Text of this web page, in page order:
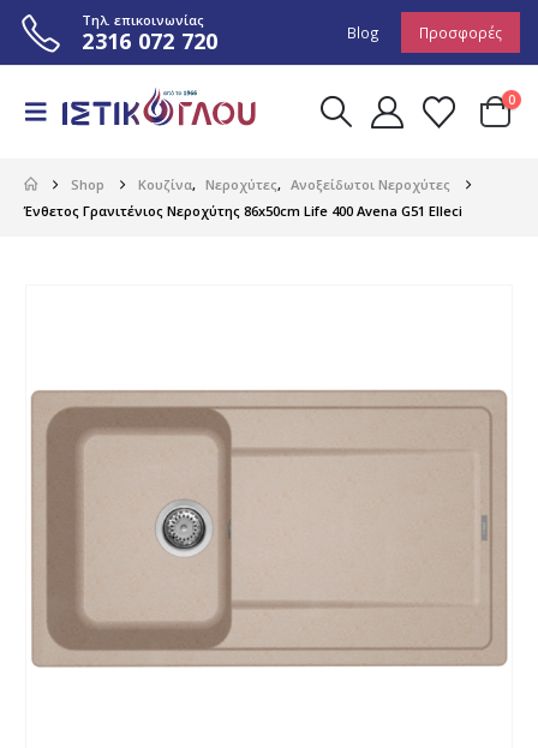
Τηλ. επικοινωνίας
2316 072 720 Blog Προσφορές
0
Shop Κουζίνα, Νεροχύτες, Ανοξείδωτοι Νεροχύτες
Ένθετος Γρανιτένιος Νεροχύτης 86x50cm Life 400 Avena G51 Elleci